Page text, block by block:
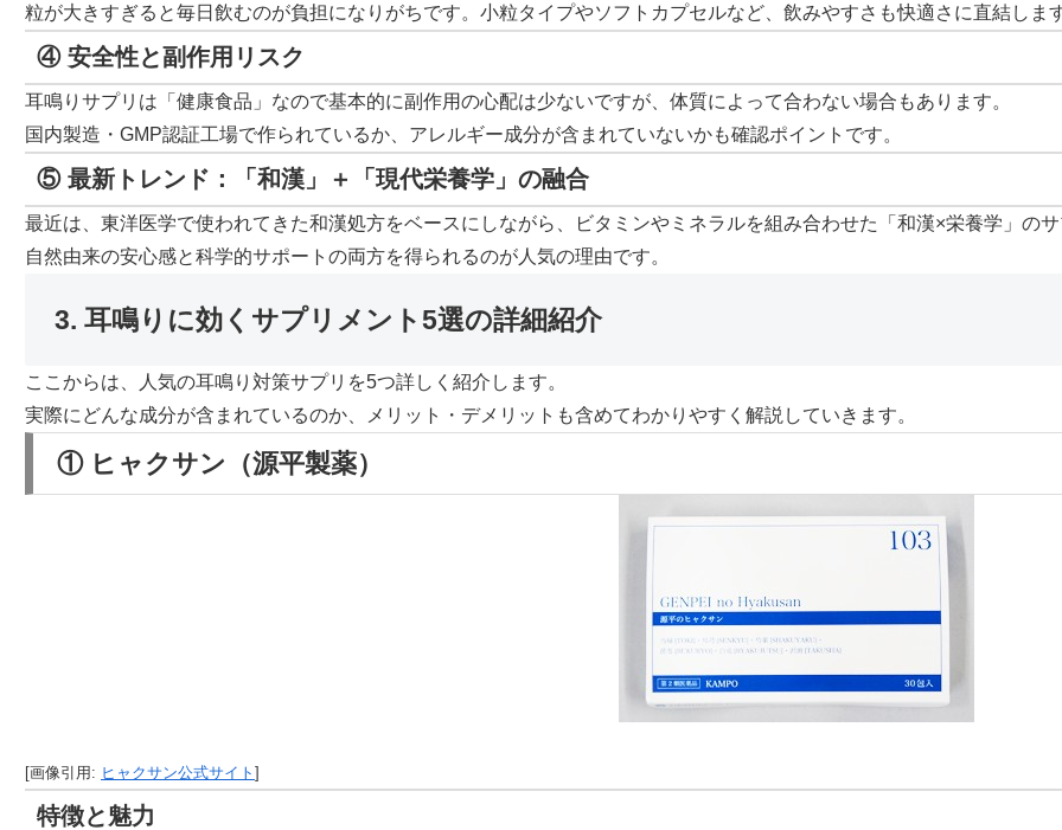
粒が大きすぎると毎日飲むのが負担になりがちです。小粒タイプやソフトカプセルなど、飲みやすさも快適さに直結しま
④ 安全性と副作用リスク
耳鳴りサプリは「健康食品」なので基本的に副作用の心配は少ないですが、体質によって合わない場合もあります。
国内製造・GMP認証工場で作られているか、アレルギー成分が含まれていないかも確認ポイントです。
⑤ 最新トレンド：「和漢」＋「現代栄養学」の融合
最近は、東洋医学で使われてきた和漢処方をベースにしながら、ビタミンやミネラルを組み合わせた「和漢×栄養学」の
自然由来の安心感と科学的サポートの両方を得られるのが人気の理由です。
3. 耳鳴りに効くサプリメント5選の詳細紹介
ここからは、人気の耳鳴り対策サプリを5つ詳しく紹介します。
実際にどんな成分が含まれているのか、メリット・デメリットも含めてわかりやすく解説していきます。
① ヒャクサン（源平製薬）
[画像引用: ヒャクサン公式サイト ]
特徴と魅力